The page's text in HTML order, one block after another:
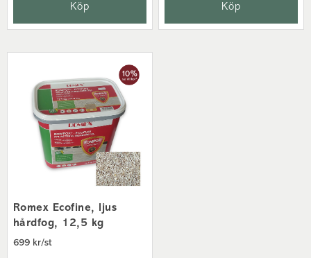
Köp Köp
Romex Ecofine, ljus
hårdfog, 12,5 kg
699 kr/st